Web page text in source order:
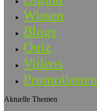
Wissen
Blogs
Quiz
Videos
Promotionen
Aktuelle Themen